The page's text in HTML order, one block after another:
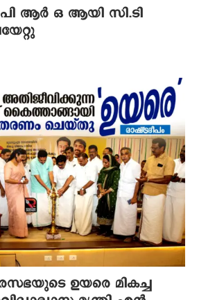
പി ആര്‍ ഒ ആയി സി.ടി
ഉയരെ മികച്ച